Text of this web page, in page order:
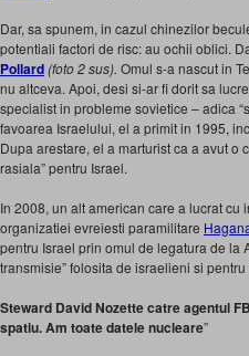
Dar, sa spunem, in cazul chinezilor
potentiali factori de risc: au ochii oblici.
Pollard(foto 2 sus). Omul s-a nascut in
nu altceva. Apoi, desi si-ar fi dorit sa
specialist in probleme sovietice – adica
favoarea Israelului, el a primit in 1995,
Dupa arestare, el a marturist ca a avut o
rasiala” pentru Israel.
In 2008, un alt american care a lucrat cu
organizatiei evreiesti paramilitare
pentru Israel prin omul de legatura de
transmisie” folosita de israelieni si
Steward David Nozette catre agentul
spatiu. Am toate datele nucleare”